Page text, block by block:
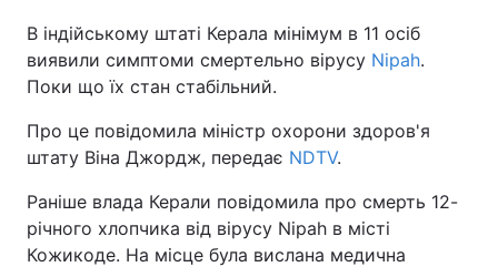
В індійському штаті Керала мінімум в 11 осіб
виявили симптоми смертельно вірусу Nipah.
Поки що їх стан стабільний.
Про це повідомила міністр охорони здоров'я
штату Віна Джордж, передає NDTV.
Раніше влада Керали повідомила про смерть 12-
річного хлопчика від вірусу Nipah в місті
Кожикоде. На місце була вислана медична